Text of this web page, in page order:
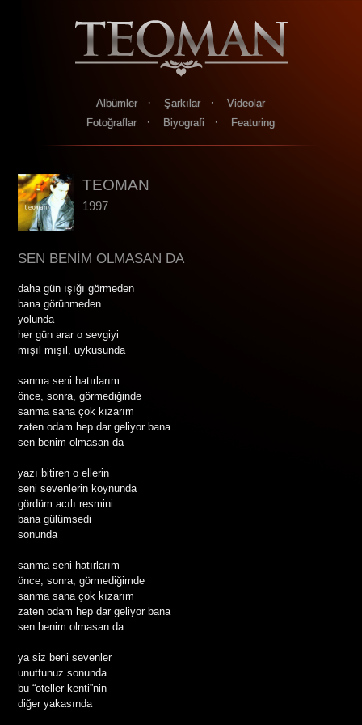
Albümler · Şarkılar ·
Videolar
Fotoğraflar
· Biyografi · Featuring
TEOMAN
1997
SEN BENİM OLMASAN DA
daha gün ışığı görmeden
bana görünmeden
yolunda
her gün arar o sevgiyi
mışıl mışıl, uykusunda
sanma seni hatırlarım
önce, sonra, görmediğinde
sanma sana çok kızarım
zaten odam hep dar geliyor bana
sen benim olmasan da
yazı bitiren o ellerin
seni sevenlerin koynunda
gördüm acılı resmini
bana gülümsedi
sonunda
sanma seni hatırlarım
önce, sonra, görmediğimde
sanma sana çok kızarım
zaten odam hep dar geliyor bana
sen benim olmasan da
ya siz beni sevenler
unuttunuz sonunda
bu “oteller kenti”nin
diğer yakasında